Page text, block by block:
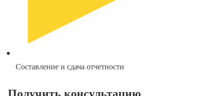
Составление и сдача отчетности